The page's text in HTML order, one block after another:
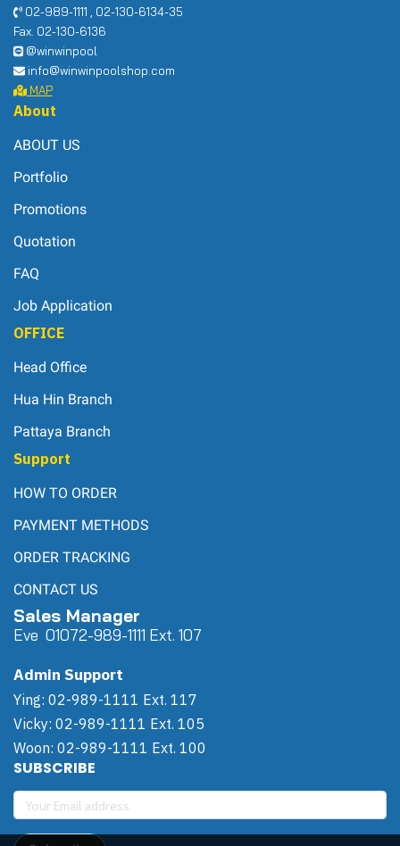
02-989-1111 , 02-130-6134-35
Fax. 02-130-6136
@winwinpool
info@winwinpoolshop.com
MAP
About
ABOUT US
Portfolio
Promotions
Quotation
FAQ
Job Application
OFFICE
Head Office
Hua Hin Branch
Pattaya Branch
Support
HOW TO ORDER
PAYMENT METHODS
ORDER TRACKING
CONTACT US
Sales Manager
Eve 01072-989-1111 Ext. 107
Admin Support
Ying: 02-989-1111 Ext. 117
Vicky: 02-989-1111 Ext. 105
Woon: 02-989-1111 Ext. 100
SUBSCRIBE